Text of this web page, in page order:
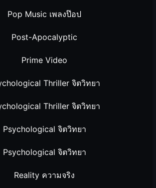
Pop Music เพลงป๊อป
Post-Apocalyptic
Prime Video
Thriller จิตวิทยา
Thriller จิตวิทยา
Psychological จิตวิทยา
Psychological จิตวิทยา
Reality ความจริง